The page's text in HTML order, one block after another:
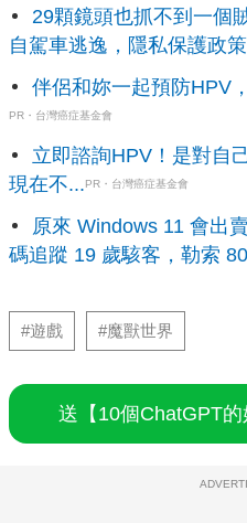
29顆鏡頭也抓不到一個
自駕車逃逸，隱私保護政
伴侶和妳一起預防HPV
PR・台灣癌症基金會
立即諮詢HPV！是對自
現在不...PR・台灣癌症基金會
原來 Windows 11 會出
碼追蹤 19 歲駭客，勒索
#遊戲 #魔獸世界
送【10個ChatGPT